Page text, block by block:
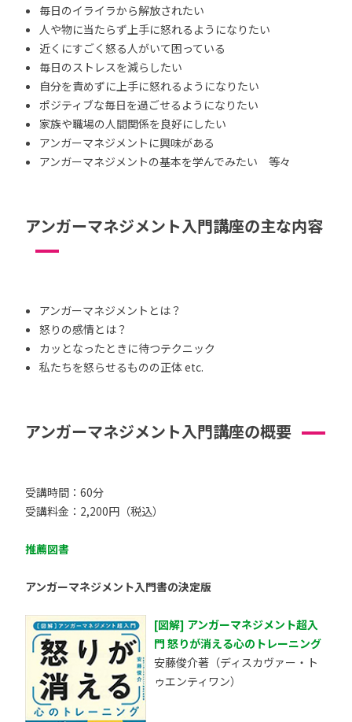
毎日のイライラから解放されたい
人や物に当たらず上手に怒れるようになりたい
近くにすごく怒る人がいて困っている
毎日のストレスを減らしたい
自分を責めずに上手に怒れるようになりたい
ポジティブな毎日を過ごせるようになりたい
家族や職場の人間関係を良好にしたい
アンガーマネジメントに興味がある
アンガーマネジメントの基本を学んでみたい 等々
アンガーマネジメント入門講座の主な内容
アンガーマネジメントとは？
怒りの感情とは？
カッとなったときに待つテクニック
私たちを怒らせるものの正体 etc.
アンガーマネジメント入門講座の概要
受講時間：60分
受講料金：2,200円（税込）
推薦図書
アンガーマネジメント入門書の決定版
[図解] アンガーマネジメント超入
門 怒りが消える心のトレーニング
安藤俊介著（ディスカヴァー・ト
ゥエンティワン）